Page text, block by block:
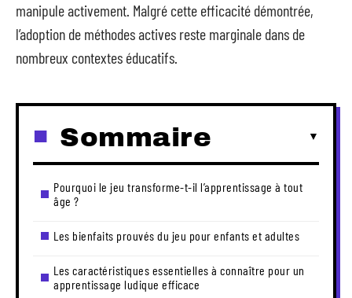
manipule activement. Malgré cette efficacité démontrée,
l’adoption de méthodes actives reste marginale dans de
nombreux contextes éducatifs.
Sommaire
Pourquoi le jeu transforme-t-il l’apprentissage à tout
âge ?
Les bienfaits prouvés du jeu pour enfants et adultes
Les caractéristiques essentielles à connaître pour un
apprentissage ludique efficace